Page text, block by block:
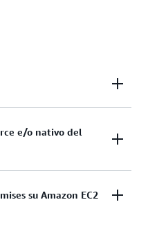
legacy o locali a
un processo di
e/o nativo del
recovery e
su Amazon EC2